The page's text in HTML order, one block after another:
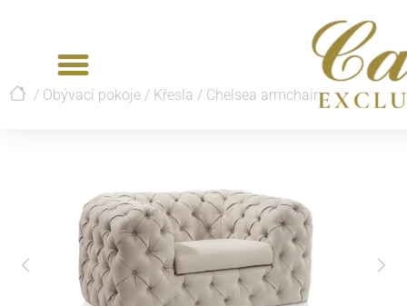
/ Obývací pokoje / Křesla / Chelsea armchair